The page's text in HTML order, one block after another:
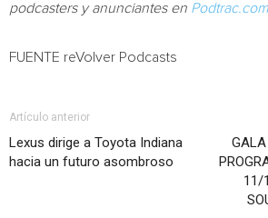
podcasters y anunciantes en Podtrac.com
FUENTE reVolver Podcasts
Artículo anterior
Lexus dirige a Toyota Indiana
hacia un futuro asombroso
GALA
11/